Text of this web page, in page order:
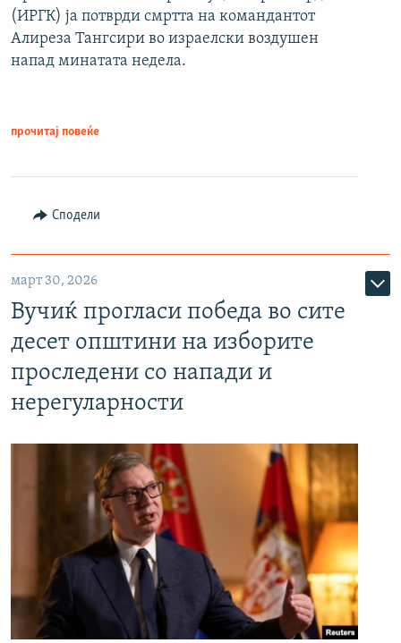
(ИРГК) ја потврди смртта на командантот
Алиреза Тангсири во израелски воздушен
напад минатата недела.
прочитај повеќе
Сподели
март 30, 2026
Вучиќ прогласи победа во сите
десет општини на изборите
проследени со напади и
нерегуларности